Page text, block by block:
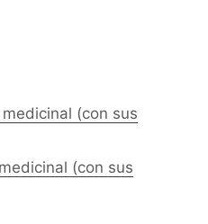
(con sus
(con sus